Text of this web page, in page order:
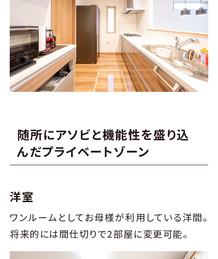
随所にアソビと機能性を盛り込
んだプライベートゾーン
洋室
ワンルームとしてお母様が利用している洋間。
将来的には間仕切りで2部屋に変更可能。